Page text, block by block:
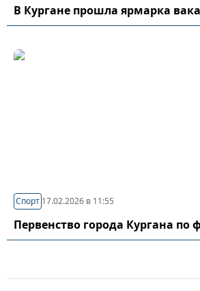
В Кургане прошла ярмарка
Спорт 17.02.2026 в 11:55
Первенство города Кургана по